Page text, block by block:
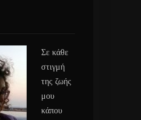
Σε κάθε
στιγμή
της ζωής
μου
κάπου